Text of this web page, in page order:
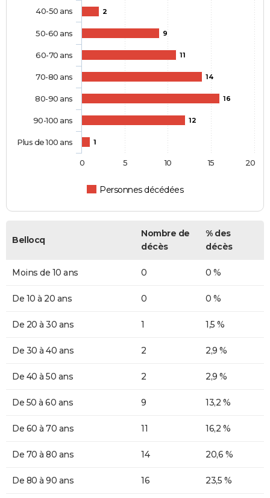
2
9
11
14
16
12
1
Personnes décédées
40-50 ans
50-60 ans
60-70 ans
70-80 ans
80-90 ans
90-100 ans
Plus de 100 ans
0 5 10 15 20
Bellocq
Nombre de
décès
% des
décès
Moins de 10 ans 0 0 %
De 10 à 20 ans 0 0 %
De 20 à 30 ans 1 1,5 %
De 30 à 40 ans 2 2,9 %
De 40 à 50 ans 2 2,9 %
De 50 à 60 ans 9 13,2 %
De 60 à 70 ans 11 16,2 %
De 70 à 80 ans 14 20,6 %
De 80 à 90 ans 16 23,5 %